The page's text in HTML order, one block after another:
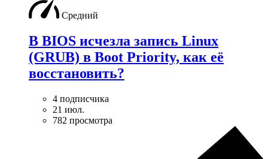
Средний
В BIOS исчезла запись Linux
(GRUB) в Boot Priority, как её
восстановить?
4 подписчика
21 июл.
782 просмотра